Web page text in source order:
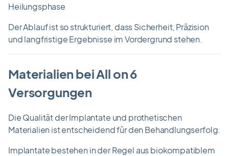
Heilungsphase
Der Ablauf ist so strukturiert, dass Sicherheit, Präzision
und langfristige Ergebnisse im Vordergrund stehen.
Materialien bei All on 6
Versorgungen
Die Qualität der Implantate und prothetischen
Materialien ist entscheidend für den Behandlungserfolg.
Implantate bestehen in der Regel aus biokompatiblem